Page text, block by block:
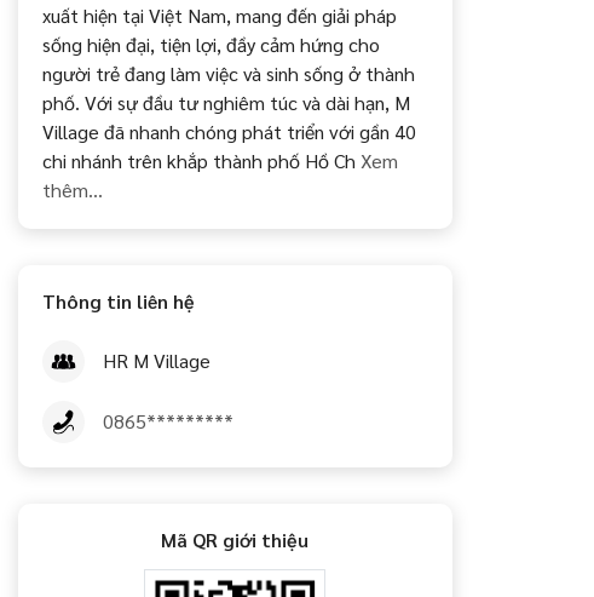
xuất hiện tại Việt Nam, mang đến giải pháp
sống hiện đại, tiện lợi, đầy cảm hứng cho
người trẻ đang làm việc và sinh sống ở thành
phố. Với sự đầu tư nghiêm túc và dài hạn, M
Village đã nhanh chóng phát triển với gần 40
chi nhánh trên khắp thành phố Hồ Ch Xem
thêm...
Thông tin liên hệ
HR M Village
0865*********
Mã QR giới thiệu